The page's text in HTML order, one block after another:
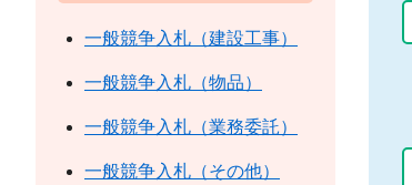
一般競争入札（建設工事）
一般競争入札（物品）
一般競争入札（業務委託）
一般競争入札（その他）